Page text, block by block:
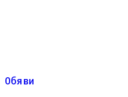
Обяви